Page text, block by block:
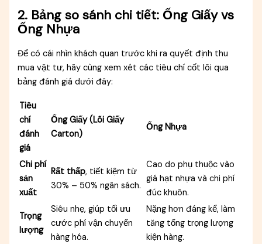
2. Bảng so sánh chi tiết: Ống Giấy vs
Ống Nhựa
Để có cái nhìn khách quan trước khi ra quyết định thu
mua vật tư, hãy cùng xem xét các tiêu chí cốt lõi qua
bảng đánh giá dưới đây:
Tiêu
chí
đánh
giá
Ống Giấy (Lõi Giấy
Carton)
Ống Nhựa
Chi phí
sản
xuất
Rất thấp, tiết kiệm từ
30% – 50% ngân sách.
Cao do phụ thuộc vào
giá hạt nhựa và chi phí
đúc khuôn.
Trọng
lượng
Siêu nhẹ, giúp tối ưu
cước phí vận chuyển
hàng hóa.
Nặng hơn đáng kể, làm
tăng tổng trọng lượng
kiện hàng.